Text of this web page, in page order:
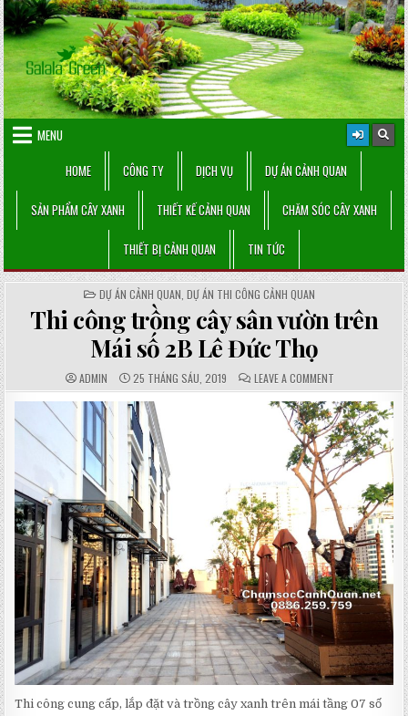
Skip
to
content
MENU
HOME
CÔNG TY DỊCH VỤ DỰ ÁN CẢNH QUAN
SẢN PHẨM CÂY XANH THIẾT KẾ CẢNH QUAN CHĂM SÓC CÂY XANH
THIẾT BỊ CẢNH QUAN TIN TỨC
POSTED
IN
DỰ ÁN CẢNH QUAN DỰ ÁN THI CÔNG CẢNH QUAN
Thi công trồng cây sân vườn trên
Mái số 2B Lê Đức Thọ
AUTHOR:
ADMIN PUBLISHED
DATE:
25 THÁNG SÁU, 2019 COMMENTS:
LEAVE A COMMENTON
THI
CÔNG
TRỒNG
CÂY
SÂN
VƯỜN
TRÊN
MÁI
SỐ
2B
LÊ
ĐỨC
THỌ
Thi công cung cấp, lắp đặt và trồng cây xanh trên mái tầng 07 số